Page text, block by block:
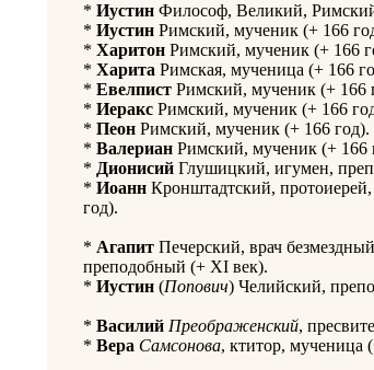
* Иустин Философ, Великий,
* Иустин Римский, мученик (+ 166
* Харитон Римский, мученик (+ 166
* Харита Римская, мученица (+ 166
* Евелпист Римский, мученик (+ 166
* Иеракс Римский, мученик (+ 166
* Пеон Римский, мученик (+ 166 год).
* Валериан Римский, мученик (+ 166
* Дионисий Глушицкий, игумен,
* Иоанн Кронштадтский,
год).
* Агапит Печерский, врач
преподобный (+ XI век).
* Иустин (Попович) Челийский,
* Василий Преображенский,
* Вера Самсонова, ктитор, мученица